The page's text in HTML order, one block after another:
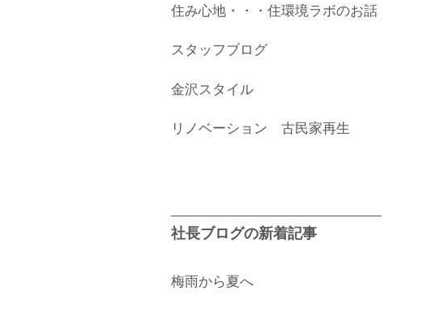
住み心地・・・住環境ラボのお話
スタッフブログ
金沢スタイル
リノベーション 古民家再生
社長ブログの新着記事
梅雨から夏へ